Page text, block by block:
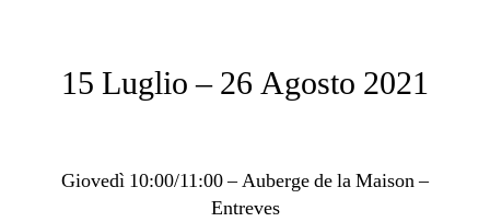
15 Luglio – 26 Agosto 2021
Giovedì 10:00/11:00 – Auberge de la Maison –
Entreves